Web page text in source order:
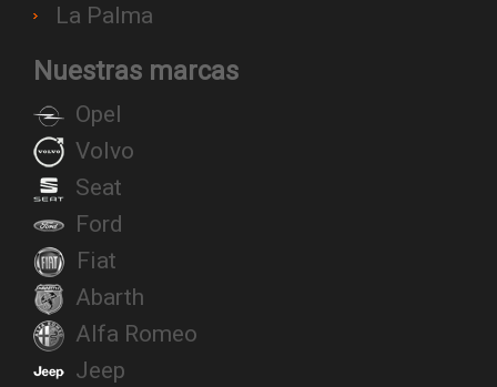
La Palma
Nuestras marcas
Opel
Volvo
Seat
Ford
Fiat
Abarth
Alfa Romeo
Jeep